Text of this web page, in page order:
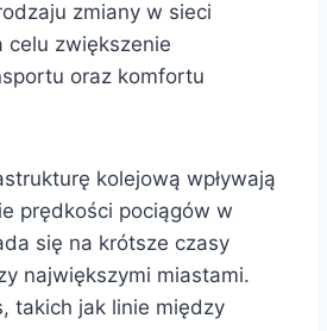
zmiany w sieci
celu zwiększenie
oraz komfortu
kolejową wpływają
prędkości pociągów w
się na krótsze czasy
największymi miastami.
takich jak linie między